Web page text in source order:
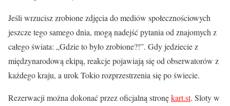
Jeśli wrzucisz zrobione zdjęcia do mediów społecznościowych
jeszcze tego samego dnia, mogą nadejść pytania od znajomych z
całego świata: „Gdzie to było zrobione?!”. Gdy jedziecie z
międzynarodową ekipą, reakcje pojawiają się od obserwatorów z
każdego kraju, a urok Tokio rozprzestrzenia się po świecie.
Rezerwacji można dokonać przez oficjalną stronękart.st. Sloty w